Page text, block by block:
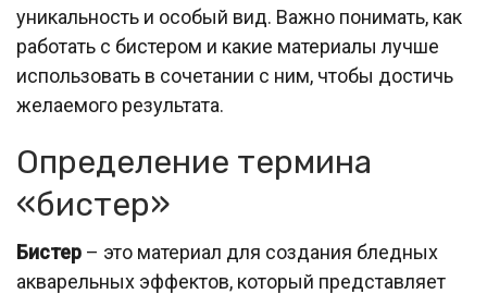
уникальность и особый вид. Важно понимать, как
работать с бистером и какие материалы лучше
использовать в сочетании с ним, чтобы достичь
желаемого результата.
Определение термина
«бистер»
Бистер – это материал для создания бледных
акварельных эффектов, который представляет